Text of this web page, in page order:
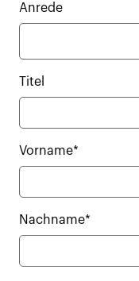
Anrede
Titel
Vorname*
Nachname*